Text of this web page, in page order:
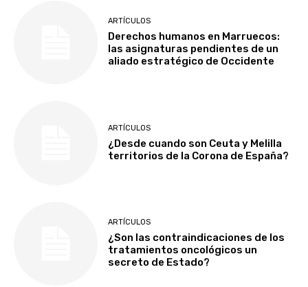
ARTÍCULOS
Derechos humanos en Marruecos:
las asignaturas pendientes de un
aliado estratégico de Occidente
ARTÍCULOS
¿Desde cuando son Ceuta y Melilla
territorios de la Corona de España?
ARTÍCULOS
¿Son las contraindicaciones de los
tratamientos oncológicos un
secreto de Estado?